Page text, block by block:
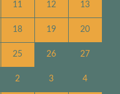
11 12 13
18 19 20
25 26 27
2 3 4